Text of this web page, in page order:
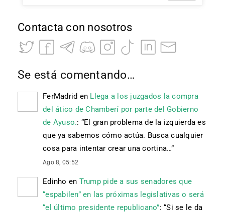
Contacta con nosotros
Se está comentando…
FerMadrid en Llega a los juzgados la compra
del ático de Chamberí por parte del Gobierno
de Ayuso.: “El gran problema de la izquierda es
que ya sabemos cómo actúa. Busca cualquier
cosa para intentar crear una cortina…”
Ago 8, 05:52
Edinho en Trump pide a sus senadores que
“espabilen” en las próximas legislativas o será
“el último presidente republicano”: “Si se le da